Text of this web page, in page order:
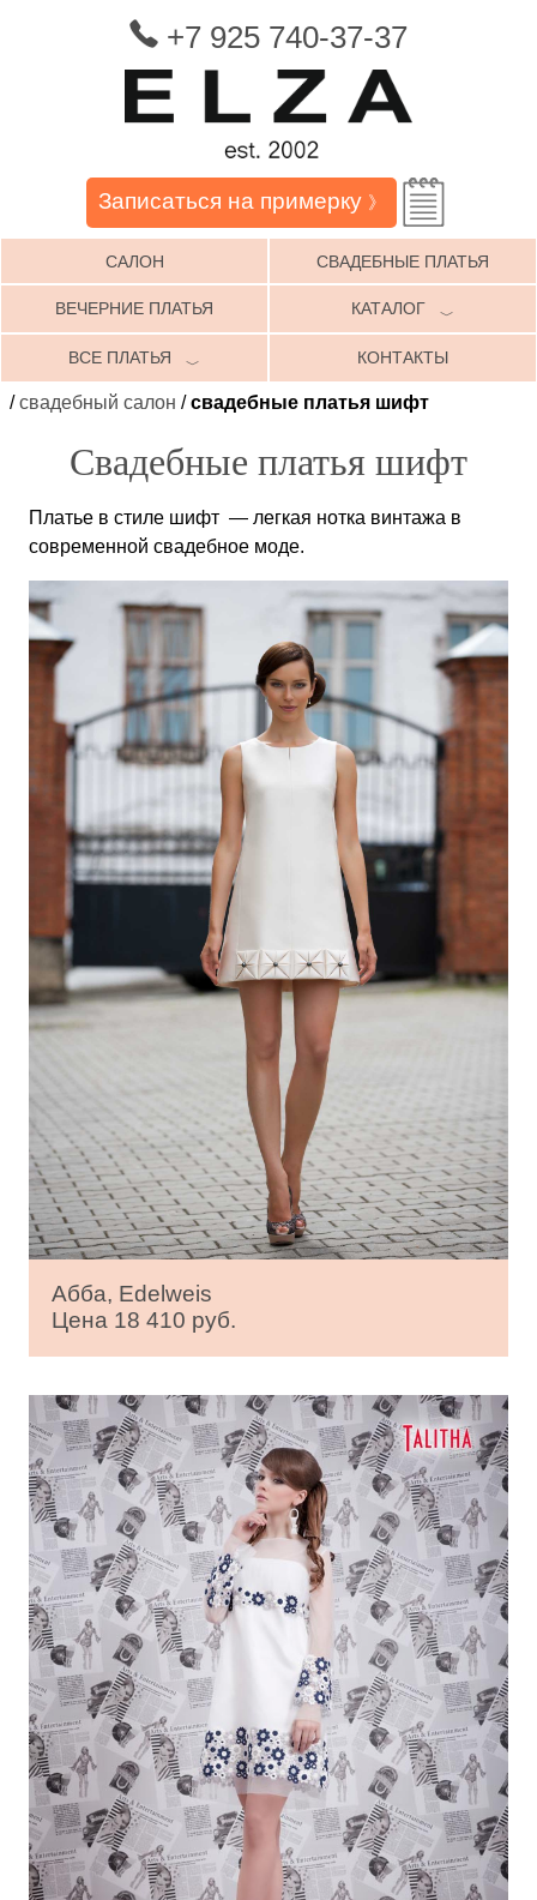
+7 925 740-37-37
Записаться на примерку 》
САЛОН СВАДЕБНЫЕ ПЛАТЬЯ
ВЕЧЕРНИЕ ПЛАТЬЯ КАТАЛОГ ﹀
ВСЕ ПЛАТЬЯ ﹀ КОНТАКТЫ
/свадебный салон /свадебные платья шифт
Свадебные платья шифт
Платье в стиле шифт — легкая нотка винтажа в
современной свадебное моде.
Абба, Edelweis
Цена 18 410 руб.